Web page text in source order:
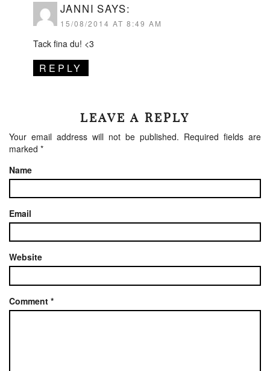
JANNI SAYS:
15/08/2014 AT 8:49 AM
Tack fina du! <3
REPLY
LEAVE A REPLY
Your email address will not be published. Required fields are
marked *
Name
Email
Website
Comment *